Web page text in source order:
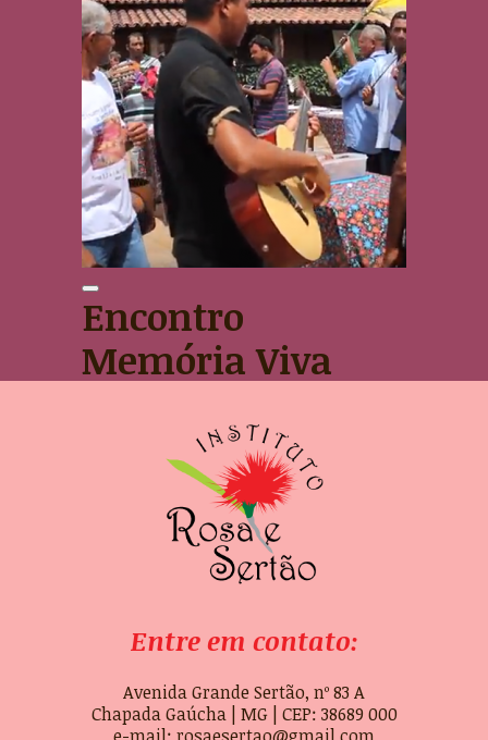
Mosaico Sertão
Veredas- Peruaçu.
Novembro de 2015
Encontro
Memória Viva
Entre em contato:
Avenida Grande Sertão, nº 83 A
Chapada Gaúcha | MG | CEP: 38689 000